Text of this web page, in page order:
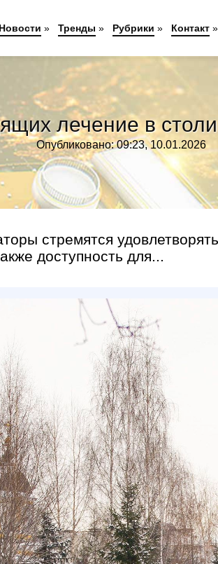
лечение в
Опубликовано: 09:23, 10.01.2026
стремятся
доступность для...
Новости » Тренды » Рубрики » Контакт»